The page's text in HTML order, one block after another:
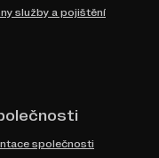
služby a pojištění
společnosti